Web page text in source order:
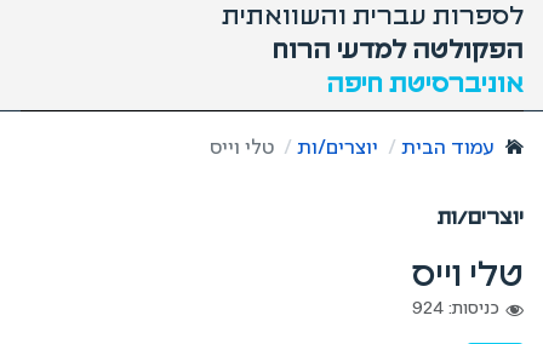
לספרות עברית והשוואתית
הפקולטה למדעי הרוח
אוניברסיטת חיפה
עמוד הבית יוצרים/ות טלי וייס
יוצרים/ות
טלי וייס
כניסות: 924